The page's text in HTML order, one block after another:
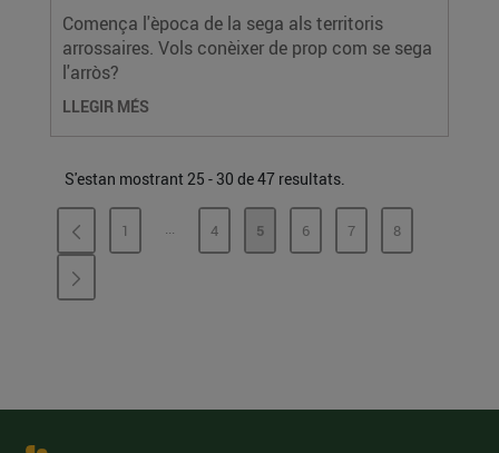
Comença l'època de la sega als territoris
arrossaires. Vols conèixer de prop com se sega
l'arròs?
LLEGIR MÉS
S'estan mostrant 25 - 30 de 47 resultats.
PÀGINA
1 ...PÀGINES INTERMÈDIES
PÀGINA
4 PÀGINA
5 PÀGINA
6 PÀGINA
7 PÀGINA
8